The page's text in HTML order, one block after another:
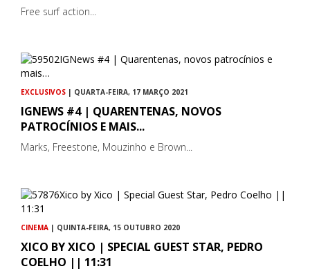
Free surf action...
EXCLUSIVOS | QUARTA-FEIRA, 17 MARÇO 2021
IGNEWS #4 | QUARENTENAS, NOVOS
PATROCÍNIOS E MAIS...
Marks, Freestone, Mouzinho e Brown...
CINEMA | QUINTA-FEIRA, 15 OUTUBRO 2020
XICO BY XICO | SPECIAL GUEST STAR, PEDRO
COELHO || 11:31